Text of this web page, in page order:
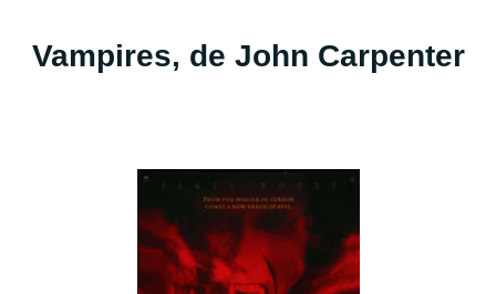
Vampires, de John Carpenter